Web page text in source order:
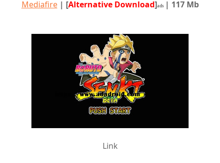
Mediafire| [Alternative Download]ads | 117 Mb
Link